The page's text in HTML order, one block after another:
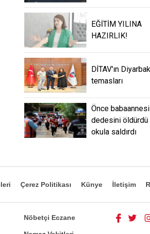
EĞİTİM YILINA
HAZIRLIK!
DİTAV'ın
temasları
Önce
dedesini öldürdü
okula saldırdı
Çerez Politikası Künye İletişim
Nöbetçi Eczane